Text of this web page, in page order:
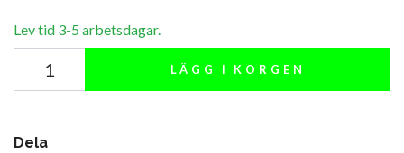
Lev tid 3-5 arbetsdagar.
LÄGG I KORGEN
Dela